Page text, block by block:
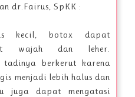
dr.Fairus, SpKK :
kecil, botox dapat
wajah dan leher.
tadinya berkerut karena
menjadi lebih halus dan
juga dapat mengatasi